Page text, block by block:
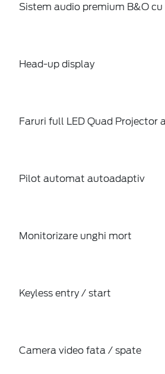
Sistem audio premium B&O cu
Head-up display
Faruri full LED Quad Projector
Pilot automat autoadaptiv
Monitorizare unghi mort
Keyless entry / start
Camera video fata / spate